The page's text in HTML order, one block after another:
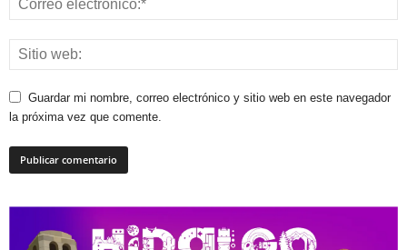
Guardar mi nombre, correo electrónico y sitio web en este navegador
la próxima vez que comente.